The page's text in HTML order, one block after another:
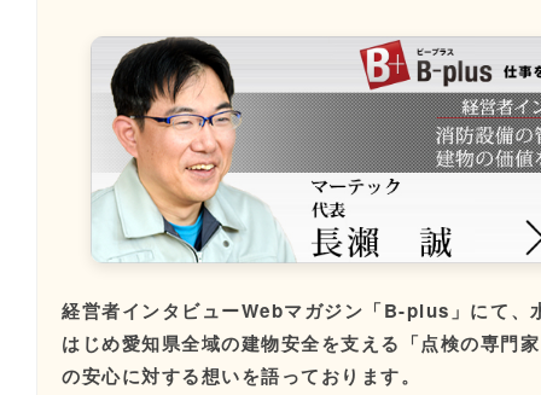
経営者インタビューWebマガジン「B-plus」にて、
はじめ愛知県全域の建物安全を支える「点検の専門
の安心に対する想いを語っております。